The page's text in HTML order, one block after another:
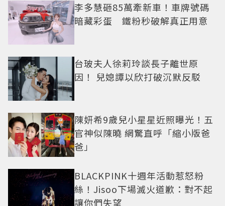
李多慧砸85萬牽新車！車牌號碼
暗藏彩蛋 鐵粉秒破解真正用意
台玻夫人徐莉玲談長子離世原
因！ 兒媳譚以欣打破沉默反駁
陳妍希9歲兒小星星近照曝光！五
官神似陳曉 網驚直呼「縮小版爸
爸」
BLACKPINK十週年活動惹怒粉
絲！Jisoo下場滅火道歉：對不起
讓你們失望